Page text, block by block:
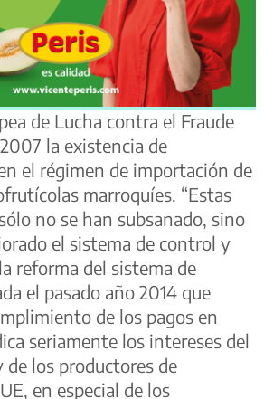
de Lucha contra el Fraude
la existencia de
el régimen de importación de
marroquíes. “Estas
no se han subsanado, sino
el sistema de control y
reforma del sistema de
el pasado año 2014 que
de los pagos en
seriamente los intereses del
los productores de
en especial de los